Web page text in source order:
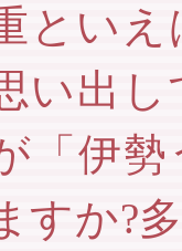
とい
い出
「伊
すか?